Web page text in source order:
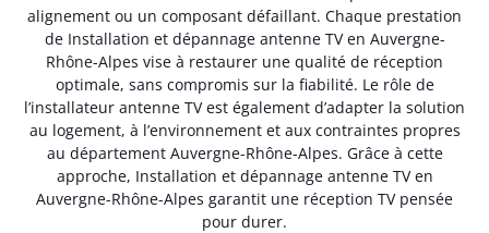
alignement ou un composant défaillant. Chaque prestation
de Installation et dépannage antenne TV en Auvergne-
Rhône-Alpes vise à restaurer une qualité de réception
optimale, sans compromis sur la fiabilité. Le rôle de
l’installateur antenne TV est également d’adapter la solution
au logement, à l’environnement et aux contraintes propres
au département Auvergne-Rhône-Alpes. Grâce à cette
approche, Installation et dépannage antenne TV en
Auvergne-Rhône-Alpes garantit une réception TV pensée
pour durer.